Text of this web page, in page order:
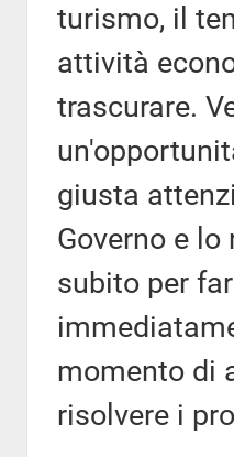
turismo, il
attività
trascurare.
giusta
Governo e
subito per
momento di
risolvere i